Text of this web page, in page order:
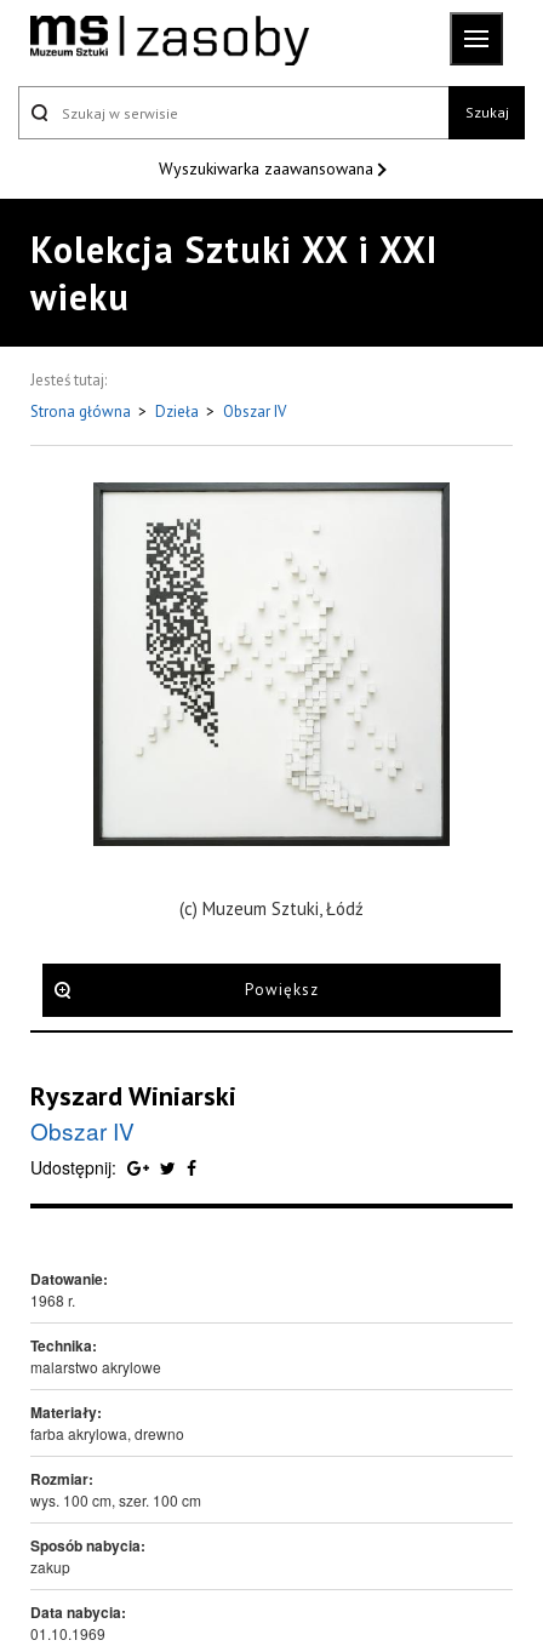
Szukaj
Wyszukiwarka zaawansowana
Kolekcja Sztuki XX i XXI
wieku
Jesteś tutaj:
Strona główna > Dzieła > Obszar IV
(c) Muzeum Sztuki, Łódź
Powiększ
Ryszard Winiarski
Obszar IV
Udostępnij:
Datowanie:
1968 r.
Technika:
malarstwo akrylowe
Materiały:
farba akrylowa, drewno
Rozmiar:
wys. 100 cm, szer. 100 cm
Sposób nabycia:
zakup
Data nabycia:
01.10.1969